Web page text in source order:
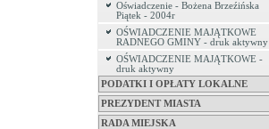
Oświadczenie - Bożena Brzeźińska
Piątek - 2004r
OŚWIADCZENIE MAJĄTKOWE
RADNEGO GMINY - druk aktywny
OŚWIADCZENIE MAJĄTKOWE -
druk aktywny
PODATKI I OPŁATY LOKALNE
PREZYDENT MIASTA
RADA MIEJSKA